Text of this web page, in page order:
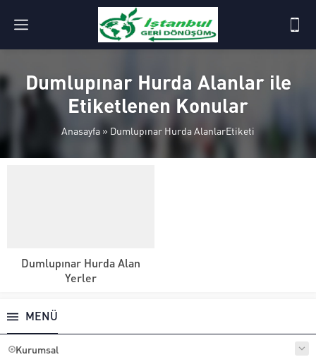
Dumlupınar Hurda Alanlar ile
Etiketlenen Konular
Anasayfa » Dumlupınar Hurda AlanlarEtiketi
Dumlupınar Hurda Alan
Yerler
MENÜ
Kurumsal